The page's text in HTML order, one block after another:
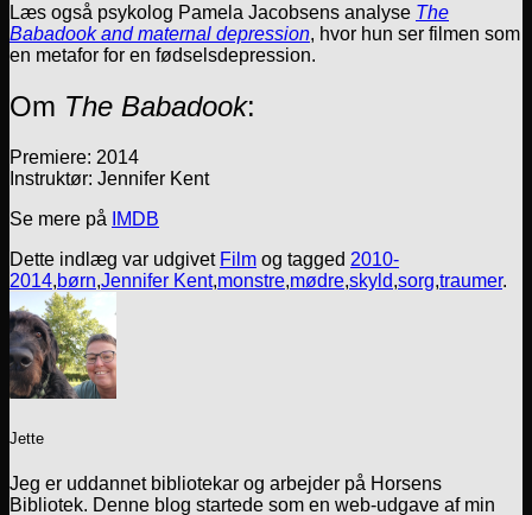
Læs også psykolog Pamela Jacobsens analyse The
Babadook and maternal depression, hvor hun ser filmen som
en metafor for en fødselsdepression.
Om The Babadook:
Premiere: 2014
Instruktør: Jennifer Kent
Se mere på
IMDB
Dette indlæg var udgivet Film og tagged 2010-
2014,børn,Jennifer Kent,monstre,mødre,skyld,sorg,traumer.
Jette
Jeg er uddannet bibliotekar og arbejder på Horsens
Bibliotek. Denne blog startede som en web-udgave af min